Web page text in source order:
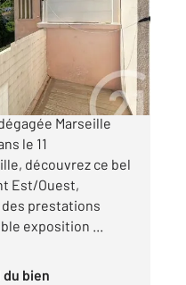
Est/Ouest
Marseille
le 11
découvrez ce bel
Est/Ouest,
prestations
exposition ...
du bien